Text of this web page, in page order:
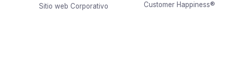
Sitio web Corporativo Customer Happiness®